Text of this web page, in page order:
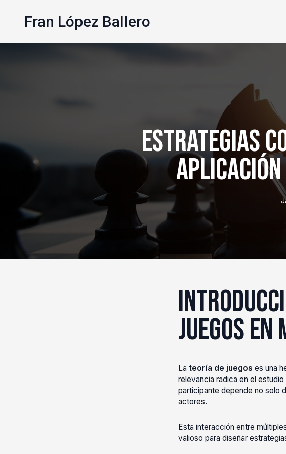
Fran López Ballero
Estrategias
Aplicación
Juegos
La teoría de juegos es una
relevancia radica en el
participante depende no solo
actores.
Esta interacción entre
valioso para diseñar